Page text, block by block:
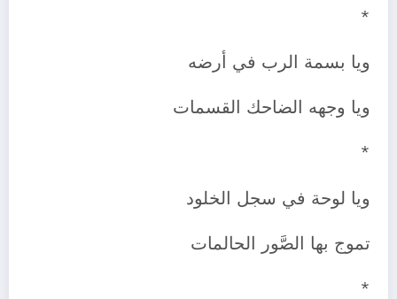
*
ويا بسمة الرب في أرضه
ويا وجهه الضاحك القسمات
*
ويا لوحة في سجل الخلود
تموج بها الصَّور الحالمات
*